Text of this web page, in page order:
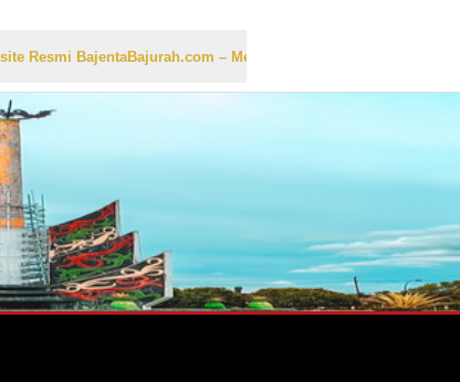
BajentaBajurah.com – Media Informasi Lokal yang Akurat, Cepat,